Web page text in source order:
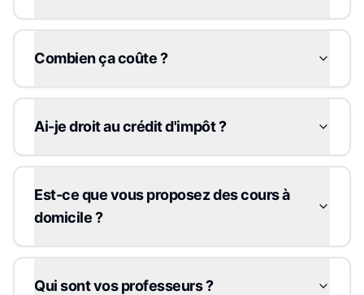
Combien ça coûte ?
Ai-je droit au crédit d'impôt ?
Est-ce que vous proposez des cours à
domicile ?
Qui sont vos professeurs ?